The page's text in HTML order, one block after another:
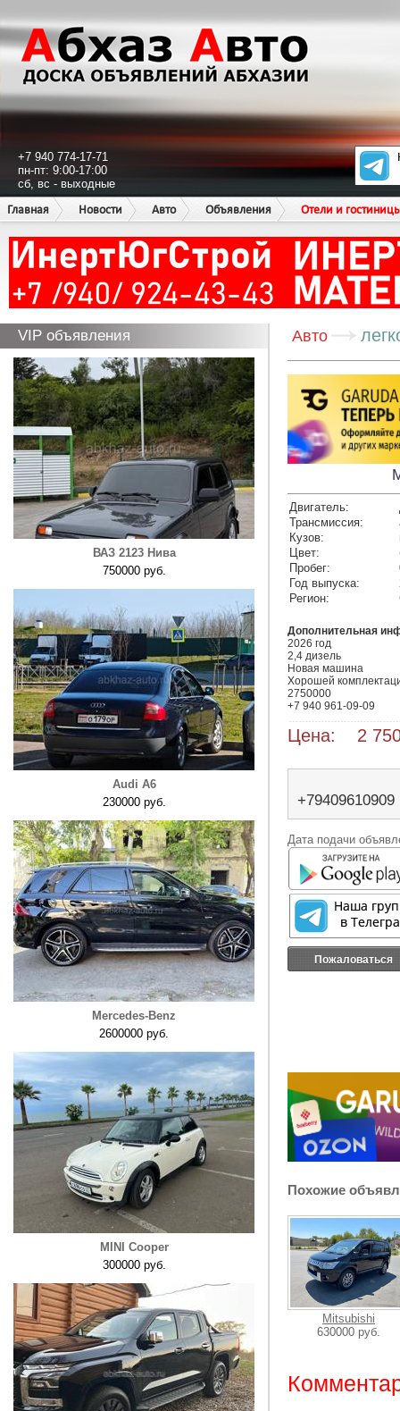
+7 940 774-17-71
пн-пт: 9:00-17:00
сб, вс - выходные
Главная
Новости Авто Объявления Отели и
VIP объявления
ВАЗ 2123 Нива
750000 руб.
Audi A6
230000 руб.
Mercedes-Benz
2600000 руб.
MINI Cooper
300000 руб.
Авто
Двигатель:
Трансмиссия:
Кузов:
Цвет:
Пробег:
Год выпуска:
Регион:
Дополнительная
2026 год
2,4 дизель
Новая машина
Хорошей
2750000
+7 940 961-09-09
Цена: 2 750
+79409610909
Дата подачи
Пожаловаться
Похожие
Mitsubishi
630000 руб.